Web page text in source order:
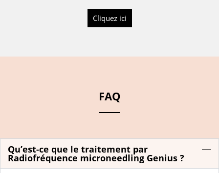
Cliquez ici
FAQ
Qu’est-ce que le traitement par
Radiofréquence microneedling Genius ?